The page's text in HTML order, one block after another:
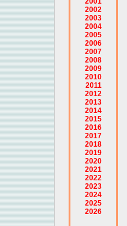
2002
2003
2004
2005
2006
2007
2008
2009
2010
2011
2012
2013
2014
2015
2016
2017
2018
2019
2020
2021
2022
2023
2024
2025
2026